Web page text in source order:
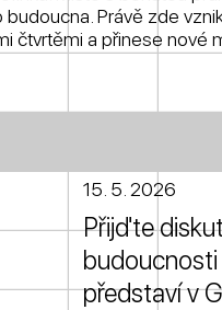
Právě zde
čtvrtěmi a přinese nové
15. 5. 2026
Přijďte
budoucnosti
představí v